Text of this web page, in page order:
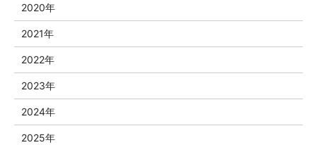
2020年
2021年
2022年
2023年
2024年
2025年